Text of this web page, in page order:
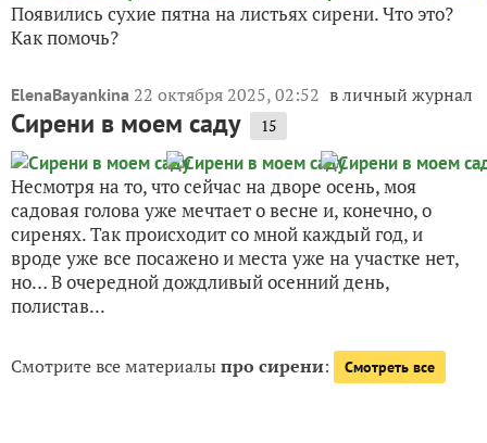
Появились сухие пятна на листьях сирени. Что это?
Как помочь?
ElenaBayankina 22 октября 2025, 02:52 в личный журнал
Сирени в моем саду 15
Несмотря на то, что сейчас на дворе осень, моя
садовая голова уже мечтает о весне и, конечно, о
сиренях. Так происходит со мной каждый год, и
вроде уже все посажено и места уже на участке нет,
но… В очередной дождливый осенний день,
полистав...
Смотрите все материалыпро сирени: Смотреть все